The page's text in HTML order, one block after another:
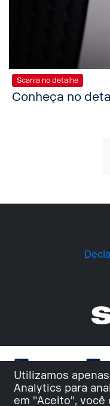
Utilizamos
Analytics para
em "Aceito", você
Scania no detalhe
Conheça no